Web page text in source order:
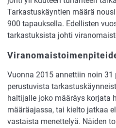
Tarkastuskäyntien määrä
900 tapauksella. Edellisten
tarkastuksista johti
Vuonna 2015 annettiin noin 31
perustuvista
haltijalle joko määräys korjata
määräajassa, tai kielto jatkaa
vastaista menettelyä. Näiden